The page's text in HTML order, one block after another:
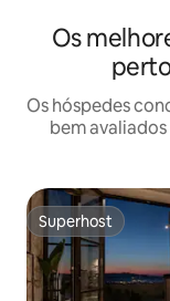
Os
Os hóspedes
bem
Superhost
Superhost